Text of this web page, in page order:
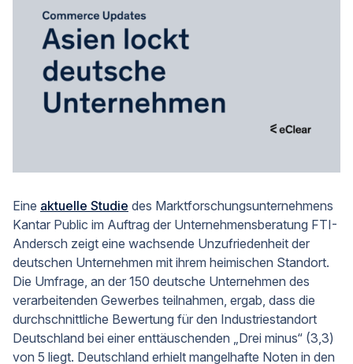
Eine aktuelle Studie des Marktforschungsunternehmens
Kantar Public im Auftrag der Unternehmensberatung FTI-
Andersch zeigt eine wachsende Unzufriedenheit der
deutschen Unternehmen mit ihrem heimischen Standort.
Die Umfrage, an der 150 deutsche Unternehmen des
verarbeitenden Gewerbes teilnahmen, ergab, dass die
durchschnittliche Bewertung für den Industriestandort
Deutschland bei einer enttäuschenden „Drei minus“ (3,3)
von 5 liegt. Deutschland erhielt mangelhafte Noten in den